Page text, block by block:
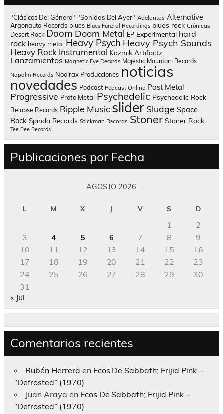
"Clásicos Del Género" "Sonidos Del Ayer" Adelantos Alternative
Argonauta Records blues Blues Funeral Recordings blues rock Crónicas
Desert Rock Doom Doom Metal EP Experimental hard
rock heavy metal Heavy Psych Heavy Psych Sounds
Heavy Rock Instrumental Kozmik Artifactz
Lanzamientos Magnetic Eye Records Majestic Mountain Records
Napalm Records Nooirax Producciones noticias
novedades Podcast Podcast Online Post Metal
Progressive Proto Metal Psychedelic Psychedelic Rock
Relapse Records Ripple Music slider Sludge Space
Rock Spinda Records Stickman Records Stoner Stoner Rock
Tee Pee Records
Publicaciones por Fecha
AGOSTO 2026
L M X J V S D
1
2
3
4 5 6 7 8
9
10
11 12 13 14 15
16
17
18 19 20 21 22
23
24
25 26 27 28 29
30
31
« Jul
Comentarios recientes
Rubén Herrera en Ecos De Sabbath; Frijid Pink –
“Defrosted” (1970)
Juan Araya en Ecos De Sabbath; Frijid Pink –
“Defrosted” (1970)